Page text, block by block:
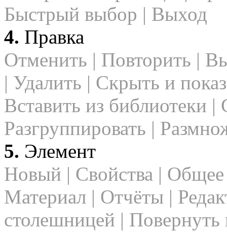
Быстрый выбор | Выход
4. Правка
Отменить | Повторить |
| Удалить | Скрыть и
Вставить из библиотеки |
Разгруппировать |
5. Элемент
Новый | Свойства |
Материал | Отчёты |
столешницей | Повернуть